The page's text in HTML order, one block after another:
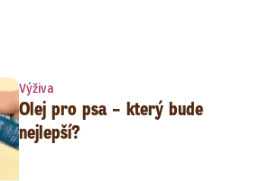
Výživa
Olej pro psa – který bude
nejlepší?